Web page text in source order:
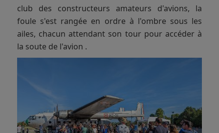
club des constructeurs amateurs d'avions, la
foule s'est rangée en ordre à l'ombre sous les
ailes, chacun attendant son tour pour accéder à
la soute de l'avion .